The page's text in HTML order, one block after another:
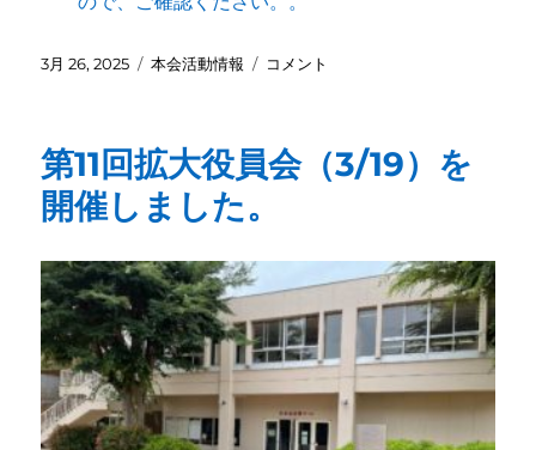
投
3月 26, 2025
カ
ー
本会活動情報
第
大
役
を
4/25（金）
に
開
催
し
ま
し
コメント
第11回拡大役員会（3/19）を
開催しました。